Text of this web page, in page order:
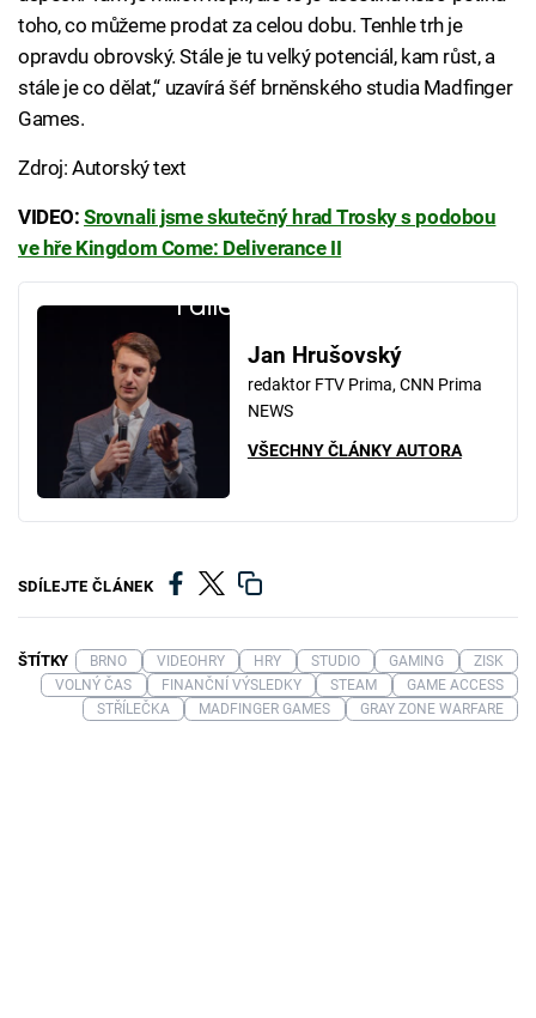
toho, co můžeme prodat za celou dobu. Tenhle trh je
opravdu obrovský. Stále je tu velký potenciál, kam růst, a
stále je co dělat,“ uzavírá šéf brněnského studia Madfinger
Games.
Zdroj: Autorský text
VIDEO:Srovnali jsme skutečný hrad Trosky s podobou
ve hře Kingdom Come: Deliverance II
Failed to fetch
Jan Hrušovský
redaktor FTV Prima, CNN Prima
NEWS
VŠECHNY ČLÁNKY AUTORA
SDÍLEJTE ČLÁNEK
ŠTÍTKY BRNO VIDEOHRY HRY STUDIO GAMING
ZISK
VOLNÝ ČAS
FINANČNÍ VÝSLEDKY STEAM
GAME ACCESS
STŘÍLEČKA
MADFINGER GAMES GRAY ZONE WARFARE